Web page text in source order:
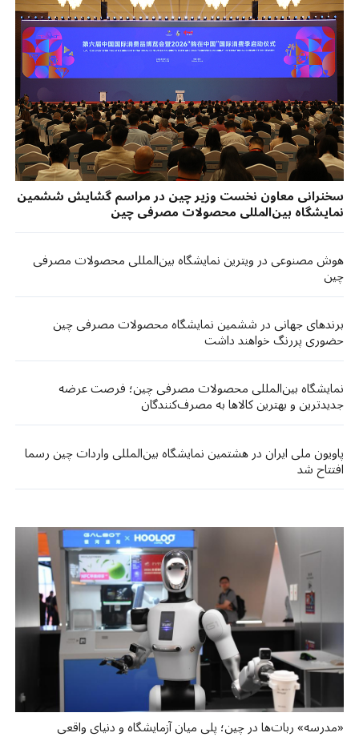
سخنرانی معاون نخست وزیر چین در مراسم گشایش ششمین
نمایشگاه بین‌المللی محصولات مصرفی چین
هوش مصنوعی در ویترین نمایشگاه بین‌المللی محصولات مصرفی
چین
برندهای جهانی در ششمین نمایشگاه محصولات مصرفی چین
حضوری پررنگ خواهند داشت
نمایشگاه بین‌المللی محصولات مصرفی چین؛ فرصت عرضه
جدیدترین و بهترین کالاها به مصرف‌کنندگان
پاویون ملی ایران در هشتمین نمایشگاه بین‌المللی واردات چین رسما
افتتاح شد
«مدرسه» ربات‌ها در چین؛ پلی میان آزمایشگاه و دنیای واقعی